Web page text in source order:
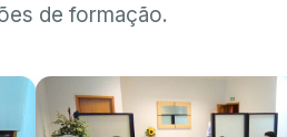
de formação.